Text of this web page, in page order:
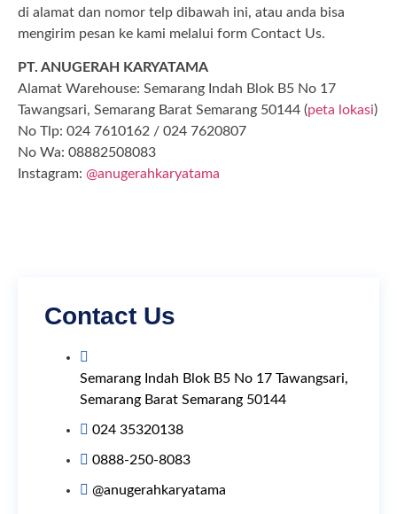
di alamat dan nomor telp dibawah ini, atau anda bisa
mengirim pesan ke kami melalui form Contact Us.
PT. ANUGERAH KARYATAMA
Alamat Warehouse: Semarang Indah Blok B5 No 17
Tawangsari, Semarang Barat Semarang 50144 (peta lokasi)
No Tlp: 024 7610162 / 024 7620807
No Wa: 08882508083
Instagram: @anugerahkaryatama
Contact Us
Semarang Indah Blok B5 No 17 Tawangsari,
Semarang Barat Semarang 50144
024 35320138
0888-250-8083
@anugerahkaryatama